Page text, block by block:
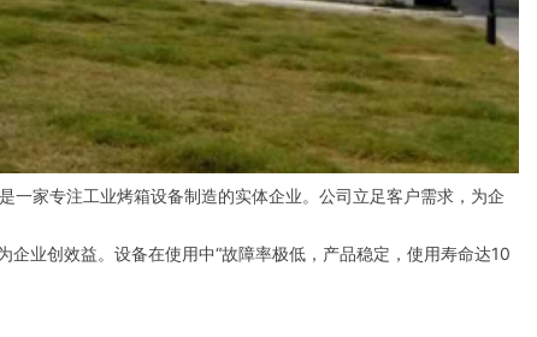
是一家专注工业烤箱设备制造的实体企业。公司立足客户需求，为企
业创效益。设备在使用中“故障率极低，产品稳定，使用寿命达10